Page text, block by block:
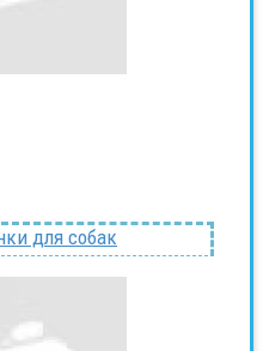
для собак